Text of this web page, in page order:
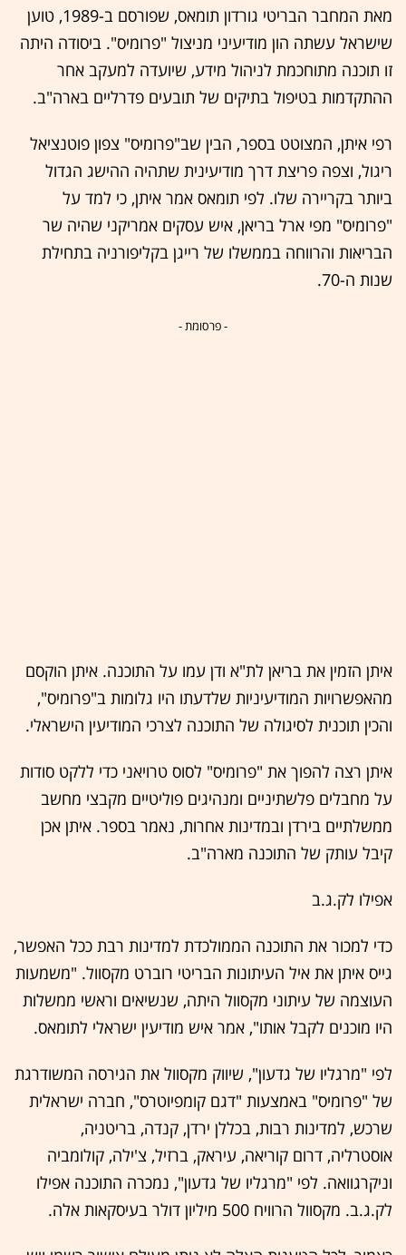
מאת המחבר הבריטי גורדון תומאס, שפורסם ב-1989, טוען
שישראל עשתה הון מודיעיני מניצול "פרומיס". ביסודה היתה
זו תוכנה מתוחכמת לניהול מידע, שיועדה למעקב אחר
ההתקדמות בטיפול בתיקים של תובעים פדרליים בארה"ב.
רפי איתן, המצוטט בספר, הבין שב"פרומיס" צפון פוטנציאל
ריגול, וצפה פריצת דרך מודיעינית שתהיה ההישג הגדול
ביותר בקריירה שלו. לפי תומאס אמר איתן, כי למד על
"פרומיס" מפי ארל בריאן, איש עסקים אמריקני שהיה שר
הבריאות והרווחה בממשלו של רייגן בקליפורניה בתחילת
שנות ה-70.
- פרסומת -
איתן הזמין את בריאן לת"א ודן עמו על התוכנה. איתן הוקסם
מהאפשרויות המודיעיניות שלדעתו היו גלומות ב"פרומיס",
והכין תוכנית לסיגולה של התוכנה לצרכי המודיעין הישראלי.
איתן רצה להפוך את "פרומיס" לסוס טרויאני כדי ללקט סודות
על מחבלים פלשתיניים ומנהיגים פוליטיים מקבצי מחשב
ממשלתיים בירדן ובמדינות אחרות, נאמר בספר. איתן אכן
קיבל עותק של התוכנה מארה"ב.
אפילו לק.ג.ב
כדי למכור את התוכנה הממולכדת למדינות רבת ככל האפשר,
גייס איתן את איל העיתונות הבריטי רוברט מקסוול. "משמעות
העוצמה של עיתוני מקסוול היתה, שנשיאים וראשי ממשלות
היו מוכנים לקבל אותו", אמר איש מודיעין ישראלי לתומאס.
לפי "מרגליו של גדעון", שיווק מקסוול את הגירסה המשודרגת
של "פרומיס" באמצעות "דגם קומפיוטרס", חברה ישראלית
שרכש, למדינות רבות, בכללן ירדן, קנדה, בריטניה,
אוסטרליה, דרום קוריאה, עיראק, ברזיל, צ'ילה, קולומביה
וניקרגוואה. לפי "מרגליו של גדעון", נמכרה התוכנה אפילו
לק.ג.ב. מקסוול הרוויח 500 מיליון דולר בעיסקאות אלה.